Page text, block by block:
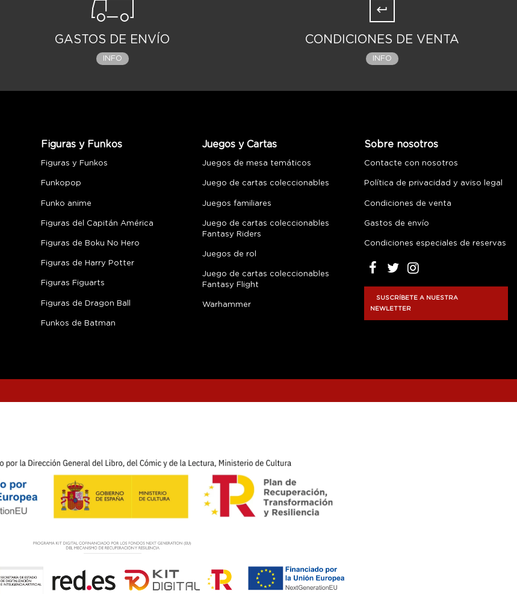
GASTOS DE ENVÍO
INFO
CONDICIONES DE VENTA
INFO
Figuras y Funkos
Figuras y Funkos
Funkopop
Funko anime
Figuras del Capitán América
Figuras de Boku No Hero
Figuras de Harry Potter
Figuras Figuarts
Figuras de Dragon Ball
Funkos de Batman
Juegos y Cartas
Juegos de mesa temáticos
Juego de cartas coleccionables
Juegos familiares
Juego de cartas coleccionables
Fantasy Riders
Juegos de rol
Juego de cartas coleccionables
Fantasy Flight
Warhammer
Sobre nosotros
Contacte con nosotros
Política de privacidad y aviso legal
Condiciones de venta
Gastos de envío
Condiciones especiales de reservas
SUSCRÍBETE A NUESTRA
NEWLETTER